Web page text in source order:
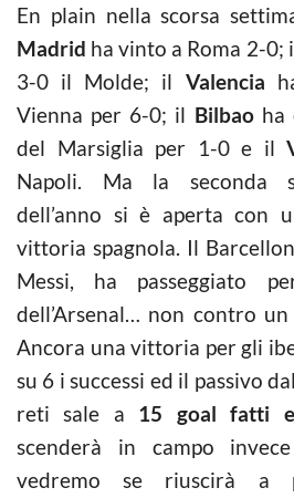
En plain nella scorsa
Madrid ha vinto a Roma 2-0;
3-0 il Molde; il Valencia
Vienna per 6-0; il Bilbaoha
del Marsiglia per 1-0 e il
Napoli. Ma la seconda
dell’anno si è aperta con
vittoria spagnola. Il
Messi, ha passeggiato
dell’Arsenal… non contro
Ancora una vittoria per gli
su 6 i successi ed il passivo
reti sale a 15 goal fatti
scenderà in campo
vedremo se riuscirà a